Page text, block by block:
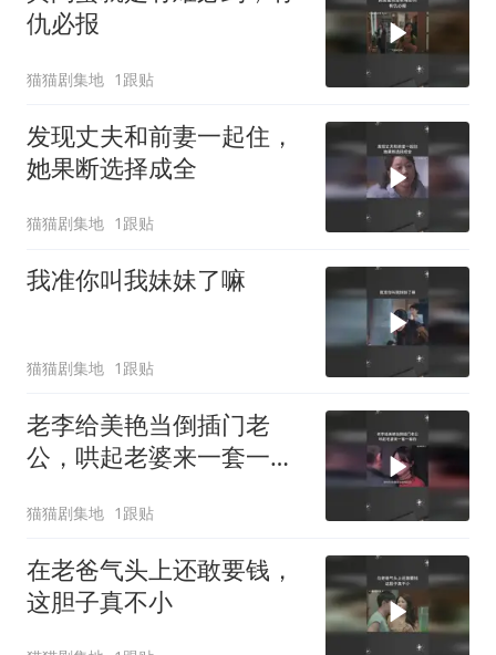
仇必报
猫猫剧集地 1跟贴
发现丈夫和前妻一起住，
她果断选择成全
猫猫剧集地 1跟贴
我准你叫我妹妹了嘛
猫猫剧集地 1跟贴
老李给美艳当倒插门老
公，哄起老婆来一套一套
猫猫剧集地 1跟贴
在老爸气头上还敢要钱，
这胆子真不小